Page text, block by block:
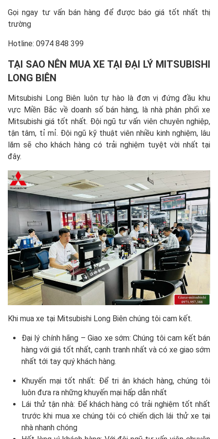
Gọi ngay tư vấn bán hàng để được báo giá tốt nhất thị
trường
Hotline: 0974 848 399
TẠI SAO NÊN MUA XE TẠI ĐẠI LÝ MITSUBISHI
LONG BIÊN
Mitsubishi Long Biên luôn tự hào là đơn vị đứng đầu khu
vực Miền Bắc về doanh số bán hàng, là nhà phân phối xe
Mitsubishi giá tốt nhất. Đội ngũ tư vấn viên chuyên nghiệp,
tận tâm, tỉ mỉ. Đội ngũ kỹ thuật viên nhiều kinh nghiệm, lâu
lăm sẽ cho khách hàng có trải nghiệm tuyệt vời nhất tại
đây.
Khi mua xe tại Mitsubishi Long Biên chúng tôi cam kết.
Đại lý chính hãng – Giao xe sớm: Chúng tôi cam kết bán
hàng với giá tốt nhất, cạnh tranh nhất và có xe giao sớm
nhất tới tay quý khách hàng.
Khuyến mại tốt nhất: Để tri ân khách hàng, chúng tôi
luôn đưa ra những khuyến mại hấp dẫn nhất
Lái thử tận nhà: Để khách hàng có trải nghiệm tốt nhất
trước khi mua xe chúng tôi có chiến dịch lái thử xe tại
nhà nhanh chóng